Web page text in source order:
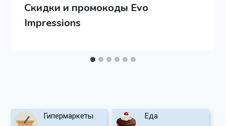
Скидки и промокоды Evo
Impressions
Гипермаркеты Еда